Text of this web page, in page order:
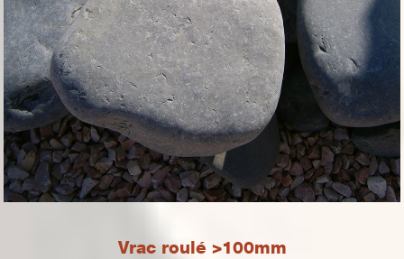
Vrac roulé >100mm